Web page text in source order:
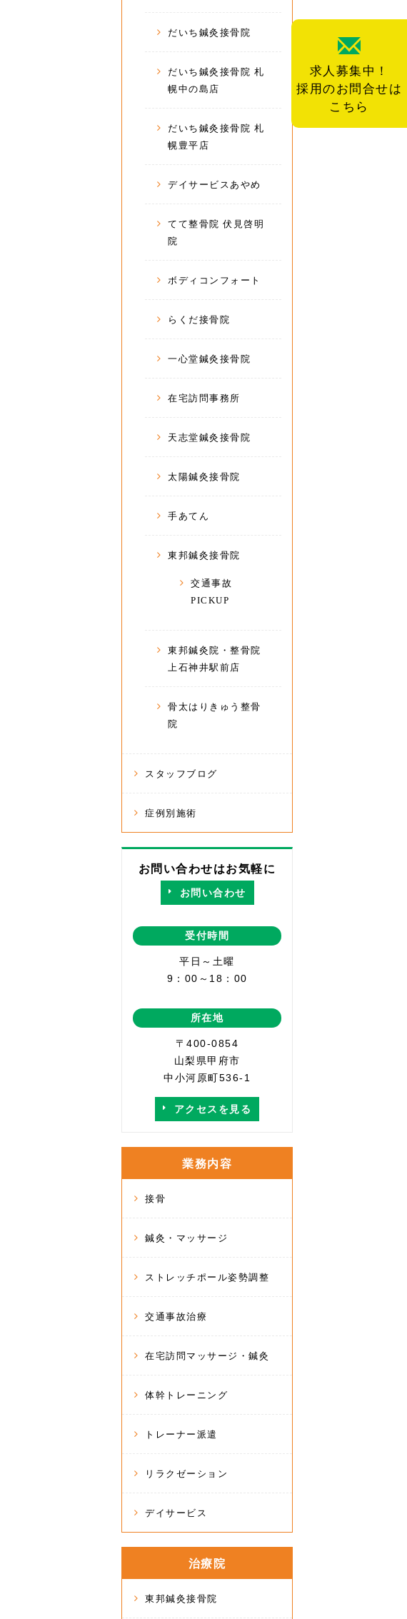
求人募集中！
採用のお問合せは
こちら
だいち鍼灸接骨院
だいち鍼灸接骨院 札
幌中の島店
だいち鍼灸接骨院 札
幌豊平店
デイサービスあやめ
てて整骨院 伏見啓明
院
ボディコンフォート
らくだ接骨院
一心堂鍼灸接骨院
在宅訪問事務所
天志堂鍼灸接骨院
太陽鍼灸接骨院
手あてん
東邦鍼灸接骨院
交通事故
PICKUP
東邦鍼灸院・整骨院
上石神井駅前店
骨太はりきゅう整骨
院
スタッフブログ
症例別施術
お問い合わせはお気軽に
お問い合わせ
受付時間
平日～土曜
9：00～18：00
所在地
〒400-0854
山梨県甲府市
中小河原町536-1
アクセスを見る
業務内容
接骨
鍼灸・マッサージ
ストレッチポール姿勢調整
交通事故治療
在宅訪問マッサージ・鍼灸
体幹トレーニング
トレーナー派遣
リラクゼーション
デイサービス
治療院
東邦鍼灸接骨院